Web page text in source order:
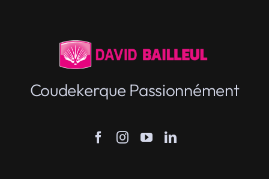
Coudekerque Passionnément